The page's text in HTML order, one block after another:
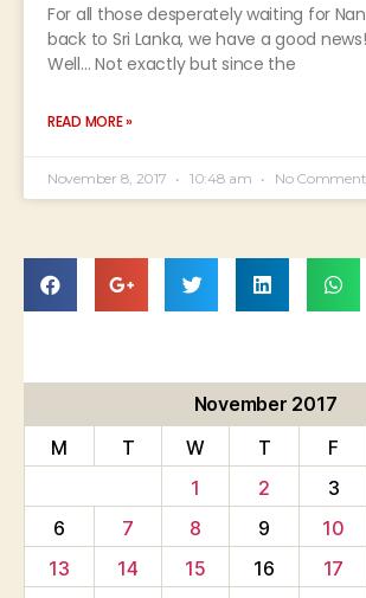
For all those desperately waiting for
back to Sri Lanka, we have a good
Well… Not exactly but since the
READ MORE »
November 8, 2017 10:48 am No
November 2017
M
T W T F
1
2 3
6
7 8 9 10
13
14 15 16 17